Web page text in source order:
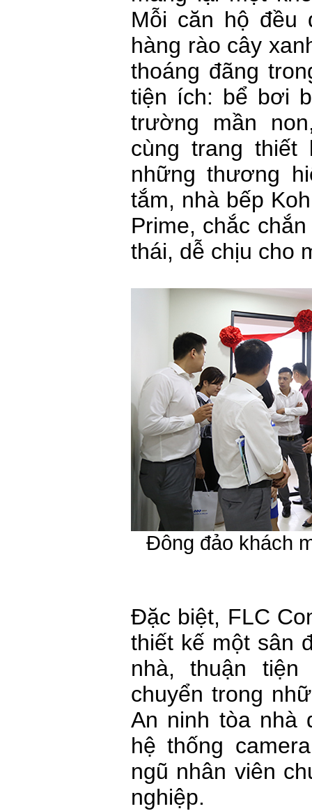
Mỗi căn hộ
hàng rào cây
thoáng đãng
tiện ích: bể bơi
trường mần
cùng trang
những thương
tắm, nhà bếp
Prime, chắc
thái, dễ chịu cho
Đông đảo khách
Đặc biệt, FLC
thiết kế một sân
nhà, thuận
chuyển trong
An ninh tòa nhà
hệ thống
ngũ nhân viên
nghiệp.